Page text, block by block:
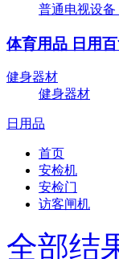
普通电视设备
体育用品 日用
健身器材
健身器材
日用品
首页
安检机
安检门
访客闸机
全部结